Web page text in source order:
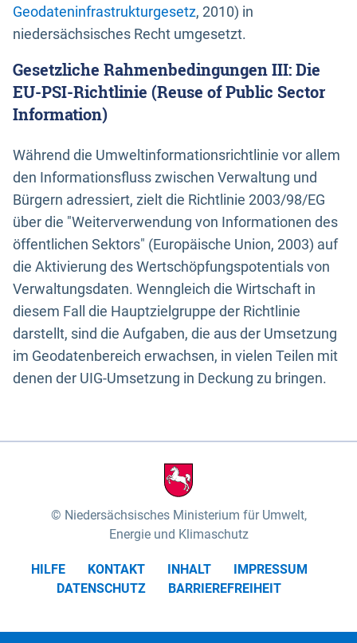
Geodateninfrastrukturgesetz, 2010) in
niedersächsisches Recht umgesetzt.
Gesetzliche Rahmenbedingungen III: Die
EU-PSI-Richtlinie (Reuse of Public Sector
Information)
Während die Umweltinformationsrichtlinie vor allem
den Informationsfluss zwischen Verwaltung und
Bürgern adressiert, zielt die Richtlinie 2003/98/EG
über die "Weiterverwendung von Informationen des
öffentlichen Sektors" (Europäische Union, 2003) auf
die Aktivierung des Wertschöpfungspotentials von
Verwaltungsdaten. Wenngleich die Wirtschaft in
diesem Fall die Hauptzielgruppe der Richtlinie
darstellt, sind die Aufgaben, die aus der Umsetzung
im Geodatenbereich erwachsen, in vielen Teilen mit
denen der UIG-Umsetzung in Deckung zu bringen.
Niedersächsisches Ministerium für Umwelt,
Energie und Klimaschutz
HILFE KONTAKT INHALT
IMPRESSUM
DATENSCHUTZ
BARRIEREFREIHEIT